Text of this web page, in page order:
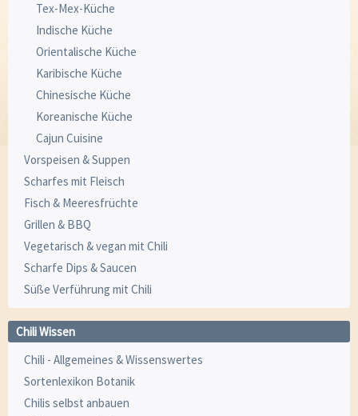
Tex-Mex-Küche
Indische Küche
Orientalische Küche
Karibische Küche
Chinesische Küche
Koreanische Küche
Cajun Cuisine
Vorspeisen & Suppen
Scharfes mit Fleisch
Fisch & Meeresfrüchte
Grillen & BBQ
Vegetarisch & vegan mit Chili
Scharfe Dips & Saucen
Süße Verführung mit Chili
Chili Wissen
Chili - Allgemeines & Wissenswertes
Sortenlexikon Botanik
Chilis selbst anbauen